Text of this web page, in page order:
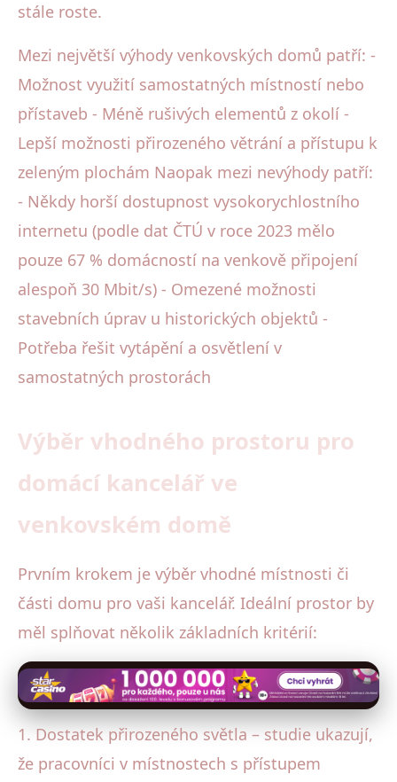
stále roste.
Mezi největší výhody venkovských domů patří: -
Možnost využití samostatných místností nebo
přístaveb - Méně rušivých elementů z okolí -
Lepší možnosti přirozeného větrání a přístupu k
zeleným plochám Naopak mezi nevýhody patří:
- Někdy horší dostupnost vysokorychlostního
internetu (podle dat ČTÚ v roce 2023 mělo
pouze 67 % domácností na venkově připojení
alespoň 30 Mbit/s) - Omezené možnosti
stavebních úprav u historických objektů -
Potřeba řešit vytápění a osvětlení v
samostatných prostorách
Výběr vhodného prostoru pro
domácí kancelář ve
venkovském domě
Prvním krokem je výběr vhodné místnosti či
části domu pro vaši kancelář. Ideální prostor by
měl splňovat několik základních kritérií:
1. Dostatek přirozeného světla – studie ukazují,
že pracovníci v místnostech s přístupem